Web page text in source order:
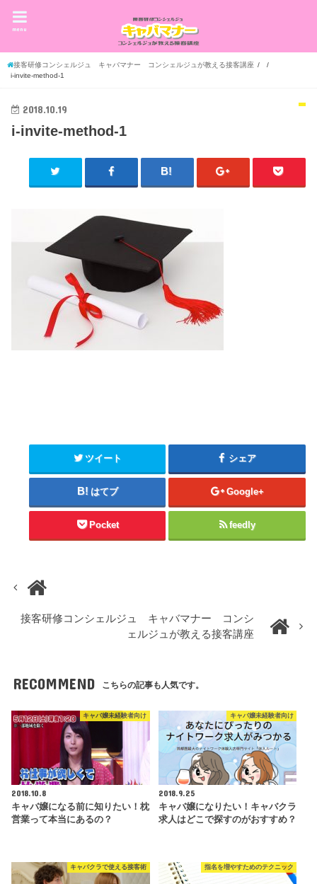
menu
接客研修コンシェルジュ キャバマナー コンシェルジュが教える接客講座
i-invite-method-1
2018.10.19
i-invite-method-1
ツイート シェア
はてブ Google+
Pocket feedly
接客研修コンシェルジュ キャバマナー コンシ
ェルジュが教える接客講座
RECOMMEND こちらの記事も人気です。
キャバ嬢未経験者向け
2018.10.8
キャバ嬢になる前に知りたい！枕
営業って本当にあるの？
キャバ嬢未経験者向け
2018.9.25
キャバ嬢になりたい！キャバクラ
求人はどこで探すのがおすすめ？
キャバクラで使える接客術 指名を増やすためのテクニック